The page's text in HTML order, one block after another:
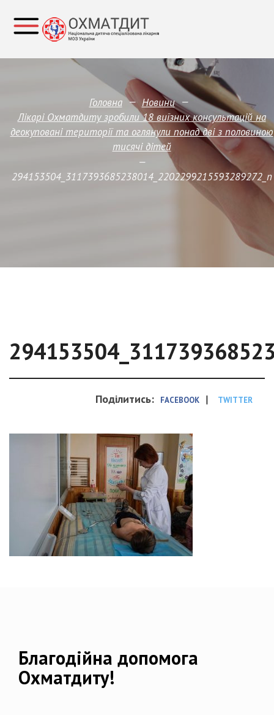
Головна — Новини —
Лікарі Охматдиту зробили 18 виїзних консультацій на
деокуповані території та оглянули понад дві з половиною
тисячі дітей
—
294153504_3117393685238014_2202299215593289272_n
Поділитись: FACEBOOK | TWITTER
Благодійна допомога
Охматдиту!